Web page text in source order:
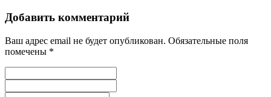
Добавить комментарий
Ваш адрес email не будет опубликован. Обязательные поля
помечены *